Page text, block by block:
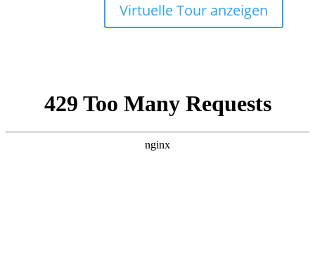
Virtuelle Tour anzeigen